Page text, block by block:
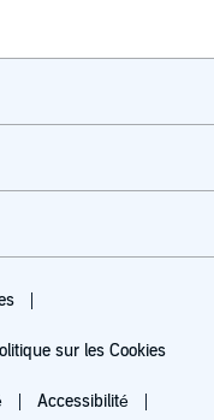
sur les Cookies
Accessibilité